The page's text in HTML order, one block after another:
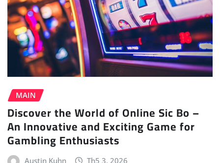
MAIN
Discover the World of Online Sic Bo –
An Innovative and Exciting Game for
Gambling Enthusiasts
Austin Kuhn Th5 3, 2026